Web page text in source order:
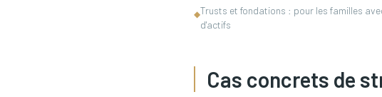
◆Trusts et fondations : pour les familles
d'actifs
Cas concrets de